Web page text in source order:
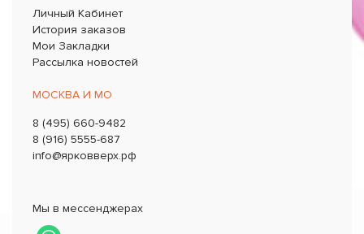
Личный Кабинет
История заказов
Мои Закладки
Рассылка новостей
МОСКВА И МО
8 (495) 660-9482
8 (916) 5555-687
info@ярковверх.рф
Мы в мессенджерах